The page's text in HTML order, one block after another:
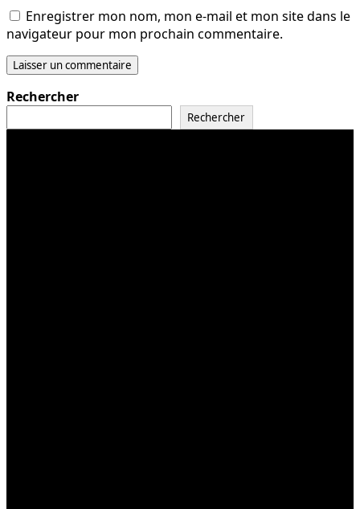
Enregistrer mon nom, mon e-mail et mon site dans le
navigateur pour mon prochain commentaire.
Rechercher
Rechercher